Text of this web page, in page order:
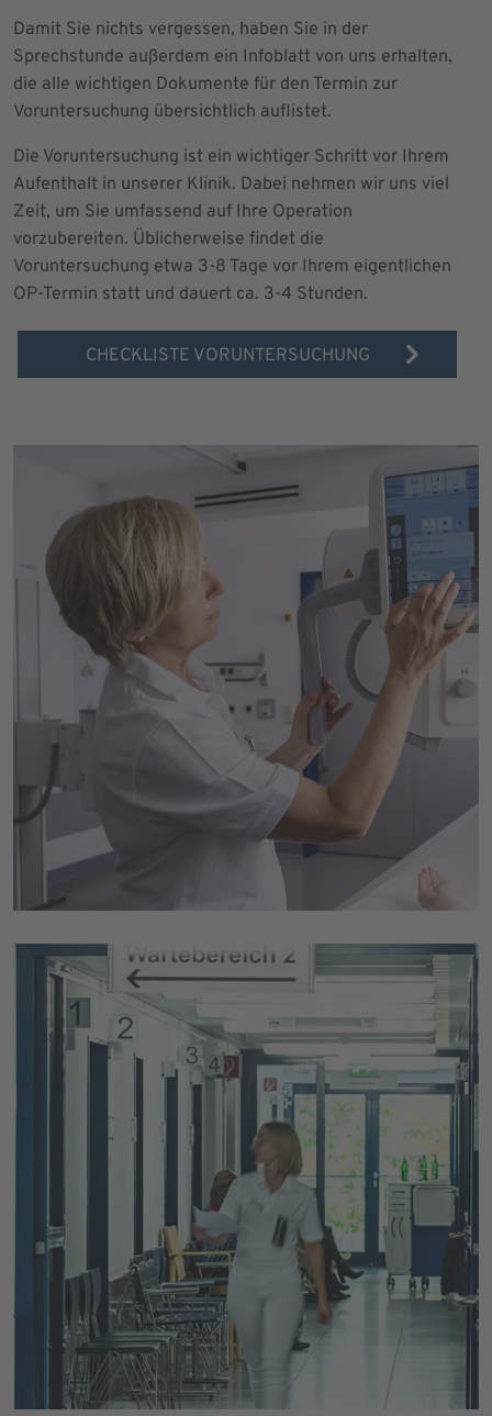
Damit Sie nichts vergessen, haben Sie in der
Sprechstunde außerdem ein Infoblatt von uns erhalten,
die alle wichtigen Dokumente für den Termin zur
Voruntersuchung übersichtlich auflistet.
Die Voruntersuchung ist ein wichtiger Schritt vor Ihrem
Aufenthalt in unserer Klinik. Dabei nehmen wir uns viel
Zeit, um Sie umfassend auf Ihre Operation
vorzubereiten. Üblicherweise findet die
Voruntersuchung etwa 3-8 Tage vor Ihrem eigentlichen
OP-Termin statt und dauert ca. 3-4 Stunden.
CHECKLISTE VORUNTERSUCHUNG